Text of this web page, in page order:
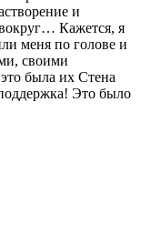
и
Кажется, я
меня по голове и
своими
была их Стена
Это было